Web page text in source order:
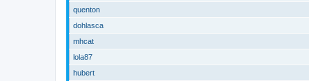
quenton
dohlasca
mhcat
lola87
hubert